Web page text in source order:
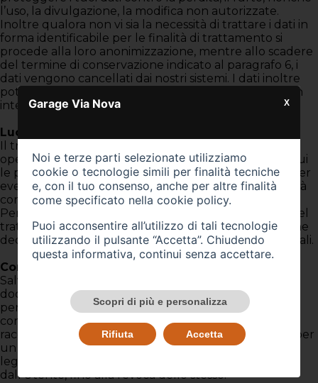
l’uso, la divulgazione, la modifica non autorizzate.
Inoltre qualora non vi sia la necessità di trattare i dati in
forma identificabile per le finalità di trattamento si
procede alla loro anonimizzazione, mentre allo scadere
del termine di conservazione indicato al paragrafo 6, i
dati vengono cancellati dai nostri sistemi. I dati inoltre
potranno essere cancellati su tua richiesta qualora on
intendessi più avvalerti dei nostri servizi.
Luogo del trattamento
Il trattamento dei Dati è effettuato presso le sedi
operative del Titolare nonché in ogni altro luogo in cui
le parti coinvolte nel trattamento risultino stabilite. Per
eventuali ulteriori chiarimenti in merito, l’Utente potrà
contattare direttamente il Titolare.
Per ottenere informazioni dettagliate circa il luogo del
trattamento, l’Utente è invitato a consultare la sezione
dedicata alle modalità di trattamento dei Dati Personali.
Conservazione dei dati
Salvo diversa indicazione contenuta nel presente
documento, i Dati Personali sono trattati e conservati
per il periodo strettamente necessario al
conseguimento delle finalità per le quali sono stati
raccolti. Gli stessi potranno, altresì, essere conservati per
un periodo ulteriore in adempimento di obblighi di
legge, ovvero sulla base del consenso espresso
dall’Utente, fino alla revoca dello stesso.
Garage Via Nova
Noi e terze parti selezionate utilizziamo
cookie o tecnologie simili per finalità tecniche
e, con il tuo consenso, anche per altre finalità
come specificato nella cookie policy.
Puoi acconsentire all’utilizzo di tali tecnologie
utilizzando il pulsante “Accetta”. Chiudendo
questa informativa, continui senza accettare.
Scopri di più e personalizza
Rifiuta Accetta
X